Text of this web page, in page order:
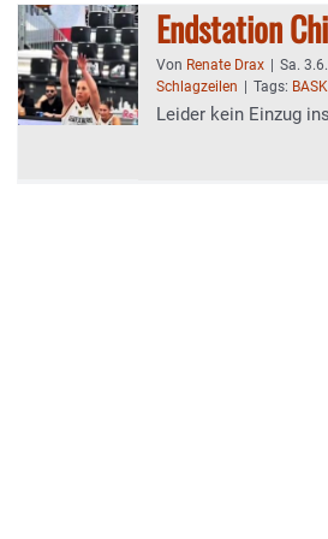
Endstation
Von Renate Drax Sa.
Schlagzeilen
Tags:
Leider kein Einzug